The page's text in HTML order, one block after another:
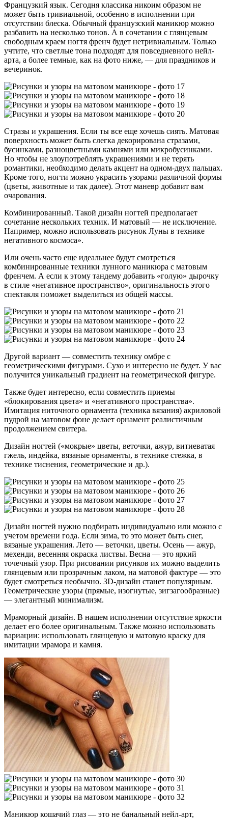
Французкий язык. Сегодня классика никоим образом не
может быть тривиальной, особенно в исполнении при
отсутствии блеска. Обычный французский маникюр можно
разбавить на несколько тонов. А в сочетании с глянцевым
свободным краем ногтя френч будет нетривиальным. Только
учтите, что светлые тона подходят для повседневного нейл-
арта, а более темные, как на фото ниже, — для праздников и
вечеринок.
Стразы и украшения. Если ты все еще хочешь сиять. Матовая
поверхность может быть слегка декорирована стразами,
бусинками, разноцветными камнями или микробусинками.
Но чтобы не злоупотреблять украшениями и не терять
романтики, необходимо делать акцент на одном-двух пальцах.
Кроме того, ногти можно украсить узорами различной формы
(цветы, животные и так далее). Этот маневр добавит вам
очарования.
Комбинированный. Такой дизайн ногтей предполагает
сочетание нескольких техник. И матовый — не исключение.
Например, можно использовать рисунок Луны в технике
негативного космоса».
Или очень часто еще идеальнее будут смотреться
комбинированные техники лунного маникюра с матовым
френчем. А если к этому тандему добавить «голую» дырочку
в стиле «негативное пространство», оригинальность этого
спектакля поможет выделиться из общей массы.
Другой вариант — совместить технику омбре с
геометрическими фигурами. Сухо и интересно не будет. У вас
получится уникальный градиент на геометрической фигуре.
Также будет интересно, если совместить приемы
«блокирования цвета» и «негативного пространства».
Имитация ниточного орнамента (техника вязания) акриловой
пудрой на матовом фоне делает орнамент реалистичным
продолжением свитера.
Дизайн ногтей («мокрые» цветы, веточки, ажур, витиеватая
гжель, индейка, вязаные орнаменты, в технике стежка, в
технике тиснения, геометрические и др.).
Дизайн ногтей нужно подбирать индивидуально или можно с
учетом времени года. Если зима, то это может быть снег,
вязаные украшения. Лето — веточки, цветы. Осень — ажур,
мехенди, весенняя окраска листвы. Весна — это яркий
точечный узор. При рисовании рисунков их можно выделить
глянцевым или прозрачным лаком, на матовой фактуре — это
будет смотреться необычно. 3D-дизайн станет популярным.
Геометрические узоры (прямые, изогнутые, зигзагообразные)
— элегантный минимализм.
Мраморный дизайн. В нашем исполнении отсутствие яркости
делает его более оригинальным. Также можно использовать
вариации: использовать глянцевую и матовую краску для
имитации мрамора и камня.
Маникюр кошачий глаз — это не банальный нейл-арт,